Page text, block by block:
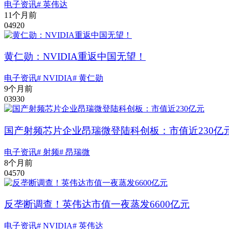
电子资讯# 英伟达
11个月前
04920
黄仁勋：NVIDIA重返中国无望！
电子资讯# NVIDIA# 黄仁勋
9个月前
03930
国产射频芯片企业昂瑞微登陆科创板：市值近230亿
电子资讯# 射频# 昂瑞微
8个月前
04570
反垄断调查！英伟达市值一夜蒸发6600亿元
电子资讯# NVIDIA# 英伟达